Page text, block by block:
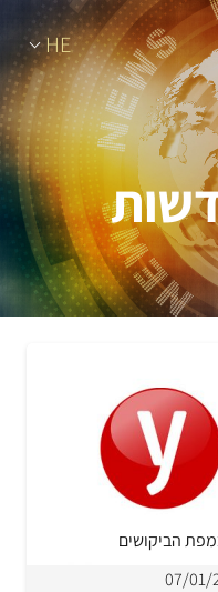
HE
הביקושים
07/01/